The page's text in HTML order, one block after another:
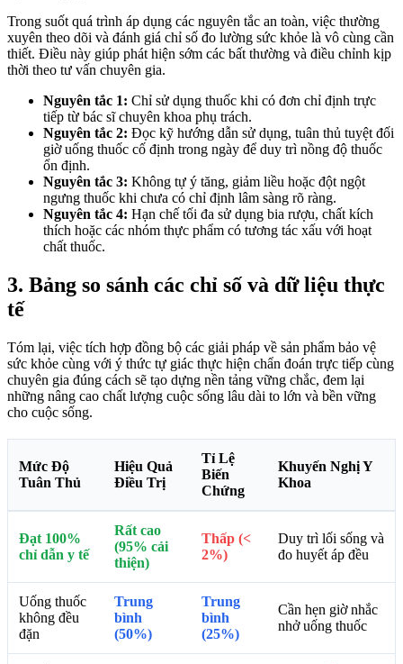
Trong suốt quá trình áp dụng các nguyên tắc an toàn, việc thường
xuyên theo dõi và đánh giá chỉ số đo lường sức khỏe là vô cùng cần
thiết. Điều này giúp phát hiện sớm các bất thường và điều chỉnh kịp
thời theo tư vấn chuyên gia.
Nguyên tắc 1: Chỉ sử dụng thuốc khi có đơn chỉ định trực
tiếp từ bác sĩ chuyên khoa phụ trách.
Nguyên tắc 2: Đọc kỹ hướng dẫn sử dụng, tuân thủ tuyệt đối
giờ uống thuốc cố định trong ngày để duy trì nồng độ thuốc
ổn định.
Nguyên tắc 3: Không tự ý tăng, giảm liều hoặc đột ngột
ngưng thuốc khi chưa có chỉ định lâm sàng rõ ràng.
Nguyên tắc 4: Hạn chế tối đa sử dụng bia rượu, chất kích
thích hoặc các nhóm thực phẩm có tương tác xấu với hoạt
chất thuốc.
3. Bảng so sánh các chỉ số và dữ liệu thực
tế
Tóm lại, việc tích hợp đồng bộ các giải pháp về sản phẩm bảo vệ
sức khỏe cùng với ý thức tự giác thực hiện chẩn đoán trực tiếp cùng
chuyên gia đúng cách sẽ tạo dựng nền tảng vững chắc, đem lại
những nâng cao chất lượng cuộc sống lâu dài to lớn và bền vững
cho cuộc sống.
Mức Độ
Tuân Thủ
Hiệu Quả
Điều Trị
Tỉ Lệ
Biến
Chứng
Khuyến Nghị Y
Khoa
Đạt 100%
chỉ dẫn y tế
Rất cao
(95% cải
thiện)
Thấp (<
2%)
Duy trì lối sống và
đo huyết áp đều
Uống thuốc
không đều
đặn
Trung
bình
(50%)
Trung
bình
(25%)
Cần hẹn giờ nhắc
nhở uống thuốc